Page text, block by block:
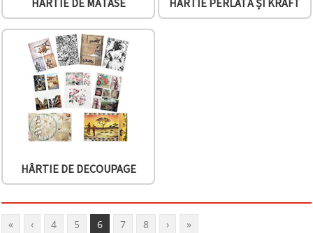
HÂRTIE DE MĂTASE HÂRTIE PERLATĂ ȘI KRAFT
HÂRTIE DE DECOUPAGE
« ‹ 4 5 6 7 8 › »